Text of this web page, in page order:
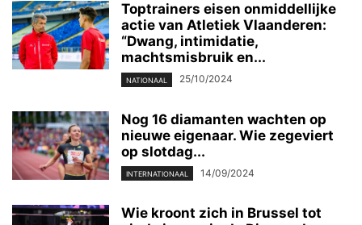
Toptrainers eisen onmiddellijke
actie van Atletiek Vlaanderen:
“Dwang, intimidatie,
machtsmisbruik en...
NATIONAAL 25/10/2024
Nog 16 diamanten wachten op
nieuwe eigenaar. Wie zegeviert
op slotdag...
INTERNATIONAAL 14/09/2024
Wie kroont zich in Brussel tot